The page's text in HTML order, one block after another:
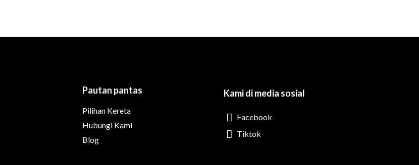
Pautan pantas
Pilihan Kereta
Hubungi Kami
Blog
Kami di media sosial
Facebook
Tiktok